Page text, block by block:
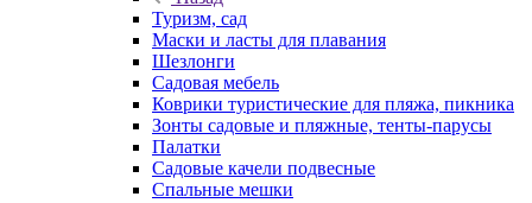
Туризм, сад
Маски и ласты для плавания
Шезлонги
Садовая мебель
Коврики туристические для пляжа, пикника
Зонты садовые и пляжные, тенты-парусы
Палатки
Садовые качели подвесные
Спальные мешки